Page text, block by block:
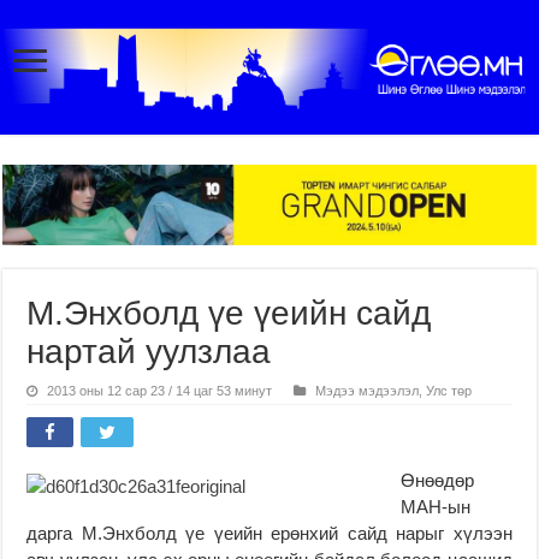
М.Энхболд үе үеийн сайд
нартай уулзлаа
2013 оны 12 сар 23 / 14 цаг 53 минут Мэдээ мэдээлэл ,Улс төр
Өнөөдөр
МАН-ын
дарга М.Энхболд үе үеийн ерөнхий сайд нарыг хүлээн